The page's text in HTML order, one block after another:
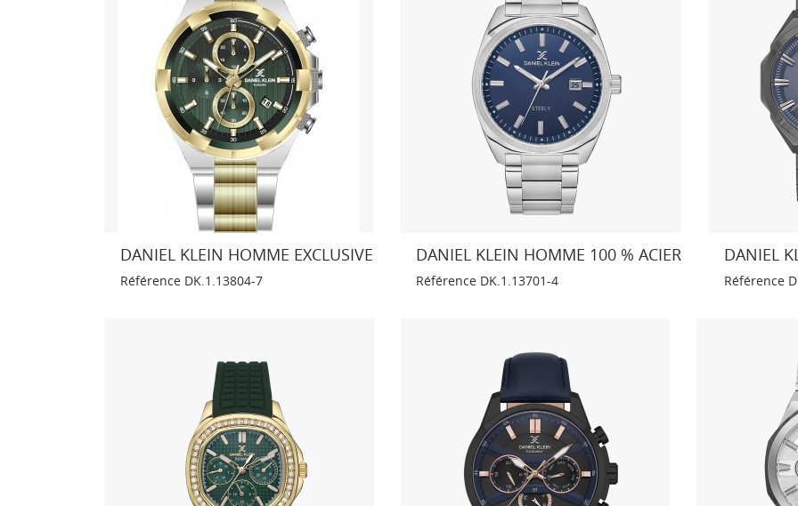
DANIEL KLEIN HOMME EXCLUSIVE
Référence DK.1.13804-7
DANIEL KLEIN HOMME 100 % ACIER
Référence DK.1.13701-4
DANIEL
Référence